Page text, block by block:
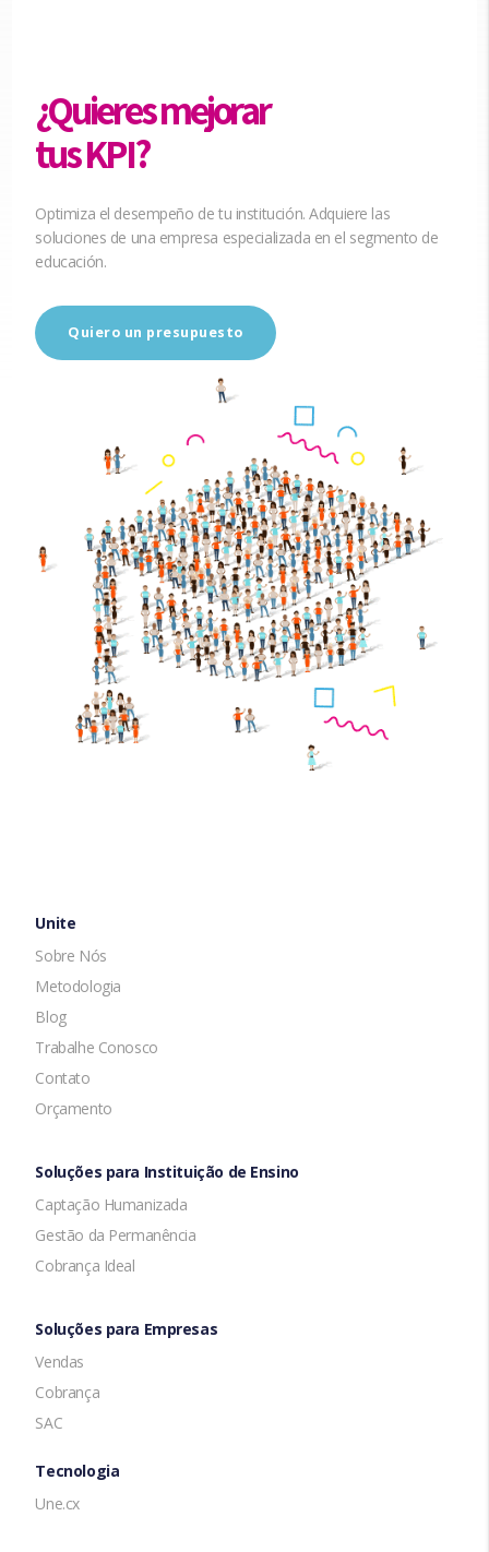
¿Quieres mejorar
tus KPI?
Optimiza el desempeño de tu institución. Adquiere las
soluciones de una empresa especializada en el segmento de
educación.
Quiero un presupuesto
Unite
Sobre Nós
Metodologia
Blog
Trabalhe Conosco
Contato
Orçamento
Soluções para Instituição de Ensino
Captação Humanizada
Gestão da Permanência
Cobrança Ideal
Soluções para Empresas
Vendas
Cobrança
SAC
Tecnologia
Une.cx